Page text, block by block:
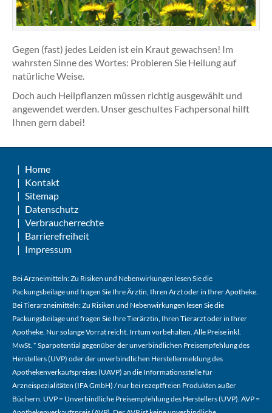
Gegen (fast) jedes Leiden ist ein Kraut gewachsen! Im
wahrsten Sinne des Wortes: Probieren Sie Heilung auf
natürliche Weise.
Doch auch Heilpflanzen müssen richtig ausgewählt und
angewendet werden. Unser geschultes Fachpersonal hilft
Ihnen gern dabei!
Home
Kontakt
Sitemap
Datenschutz
Verbraucherrechte
Barrierefreiheit
Impressum
Bei Arzneimitteln: Zu Risiken und Nebenwirkungen lesen Sie die
Packungsbeilage und fragen Sie Ihre Ärztin, Ihren Arzt oder in Ihrer Apotheke.
Bei Tierarzneimitteln: Zu Risiken und Nebenwirkungen lesen Sie die
Packungsbeilage und fragen Sie Ihre Tierärztin, Ihren Tierarzt oder in Ihrer
Apotheke. Nur solange Vorrat reicht. Irrtum vorbehalten. Alle Preise inkl.
MwSt. * Sparpotential gegenüber der unverbindlichen Preisempfehlung des
Herstellers (UVP) oder der unverbindlichen Herstellermeldung des
Apothekenverkaufspreises (UAVP) an die Informationsstelle für
Arzneispezialitäten (IFA GmbH) / nur bei rezeptfreien Produkten außer
Büchern. UVP = Unverbindliche Preisempfehlung des Herstellers (UVP). AVP =